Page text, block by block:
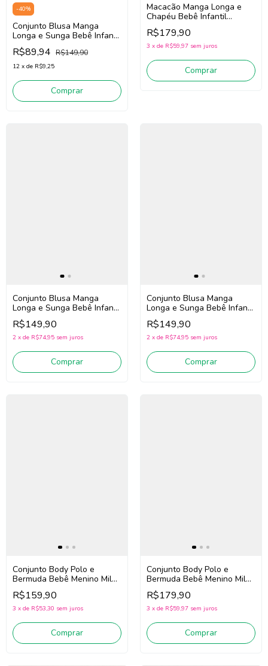
-40%
Conjunto Blusa Manga
Longa e Sunga Bebê Infantil
Menino Luc.Boo 85503
(Verde)
R$89,94 R$149,90
12 x de R$9,25
Comprar
Macacão Manga Longa e
Chapéu Bebê Infantil
Menino Luc.Boo 85570
(Verde)
R$179,90
3 x de R$59,97 sem juros
Comprar
Conjunto Blusa Manga
Longa e Sunga Bebê Infantil
Menino Luc.Boo 85540
(Marinho/Verde)
R$149,90
2 x de R$74,95 sem juros
Comprar
Conjunto Blusa Manga
Longa e Sunga Bebê Infantil
Menino Luc.Boo 85540
(Amarelo/Azul)
R$149,90
2 x de R$74,95 sem juros
Comprar
Conjunto Body Polo e
Bermuda Bebê Menino Milon
2001864 (Azul/Bege Escuro)
R$159,90
3 x de R$53,30 sem juros
Comprar
Conjunto Body Polo e
Bermuda Bebê Menino Milon
2001867 (Off White/Bege)
R$179,90
3 x de R$59,97 sem juros
Comprar